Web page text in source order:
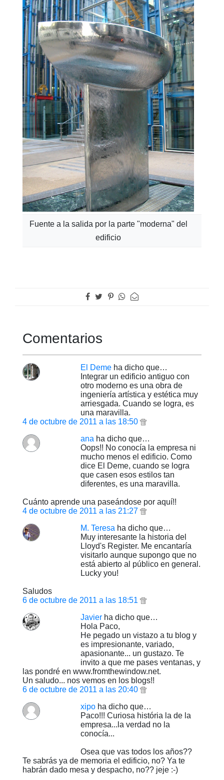
Fuente a la salida por la parte "moderna" del
edificio
Comentarios
El Deme ha dicho que…
Integrar un edificio antiguo con
otro moderno es una obra de
ingeniería artística y estética muy
arriesgada. Cuando se logra, es
una maravilla.
4 de octubre de 2011 a las 18:50
ana ha dicho que…
Oops!! No conocía la empresa ni
mucho menos el edificio. Como
dice El Deme, cuando se logra
que casen esos estilos tan
diferentes, es una maravilla.
Cuánto aprende una paseándose por aquí!!
4 de octubre de 2011 a las 21:27
M. Teresa ha dicho que…
Muy interesante la historia del
Lloyd's Register. Me encantaría
visitarlo aunque supongo que no
está abierto al público en general.
Lucky you!
Saludos
6 de octubre de 2011 a las 18:51
Javier ha dicho que…
Hola Paco,
He pegado un vistazo a tu blog y
es impresionante, variado,
apasionante... un gustazo. Te
invito a que me pases ventanas, y
las pondré en www.fromthewindow.net.
Un saludo... nos vemos en los blogs!!
6 de octubre de 2011 a las 20:40
xipo ha dicho que…
Paco!!! Curiosa história la de la
empresa...la verdad no la
conocía...
Osea que vas todos los años??
Te sabrás ya de memoria el edificio, no? Ya te
habrán dado mesa y despacho, no?? jeje :-)